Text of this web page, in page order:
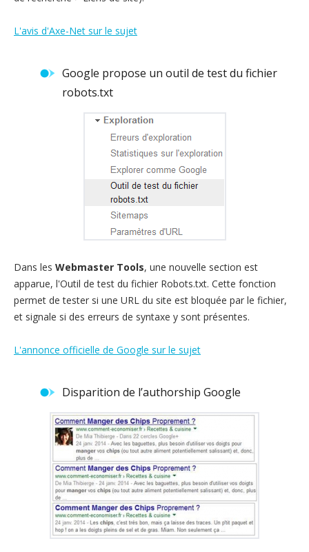
L'avis d'Axe-Net sur le sujet
Google propose un outil de test du fichier
robots.txt
Dans les Webmaster Tools, une nouvelle section est
apparue, l'Outil de test du fichier Robots.txt. Cette fonction
permet de tester si une URL du site est bloquée par le fichier,
et signale si des erreurs de syntaxe y sont présentes.
L'annonce officielle de Google sur le sujet
Disparition de l’authorship Google